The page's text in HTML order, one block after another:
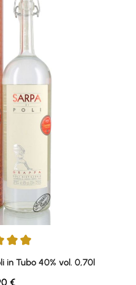
in Tubo 40% vol. 0,70l
price:
€